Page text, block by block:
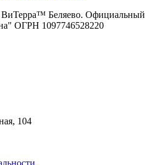
Беляево. Официальный
ОГРН 1097746528220
104